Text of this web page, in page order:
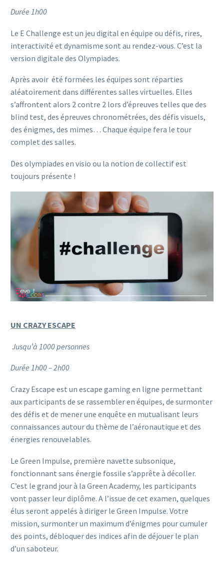
Durée 1h00
Le E Challenge est un jeu digital en équipe ou défis, rires,
interactivité et dynamisme sont au rendez-vous. C’est la
version digitale des Olympiades.
Après avoir été formées les équipes sont réparties
aléatoirement dans différentes salles virtuelles. Elles
s’affrontent alors 2 contre 2 lors d’épreuves telles que des
blind test, des épreuves chronométrées, des défis visuels,
des énigmes, des mimes… Chaque équipe fera le tour
complet des salles.
Des olympiades en visio ou la notion de collectif est
toujours présente !
UN CRAZY ESCAPE
Jusqu’à 1000 personnes
Durée 1h00 – 2h00
Crazy Escape est un escape gaming en ligne permettant
aux participants de se rassembler en équipes, de surmonter
des défis et de mener une enquête en mutualisant leurs
connaissances autour du thème de l’aéronautique et des
énergies renouvelables.
Le Green Impulse, première navette subsonique,
fonctionnant sans énergie fossile s’apprête à décoller.
C’est le grand jour à la Green Academy, les participants
vont passer leur diplôme. A l’issue de cet examen, quelques
élus seront appelés à diriger le Green Impulse. Votre
mission, surmonter un maximum d’énigmes pour cumuler
des points, débloquer des indices afin de déjouer le plan
d’un saboteur.